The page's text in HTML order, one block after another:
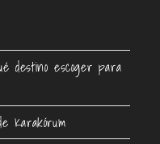
destino escoger para
Karakórum